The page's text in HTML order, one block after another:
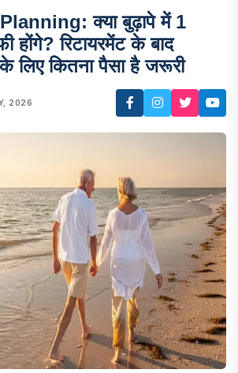
क्या बुढ़ापे में 1
होंगे? रिटायरमेंट के बाद
लिए कितना पैसा है जरूरी
2026